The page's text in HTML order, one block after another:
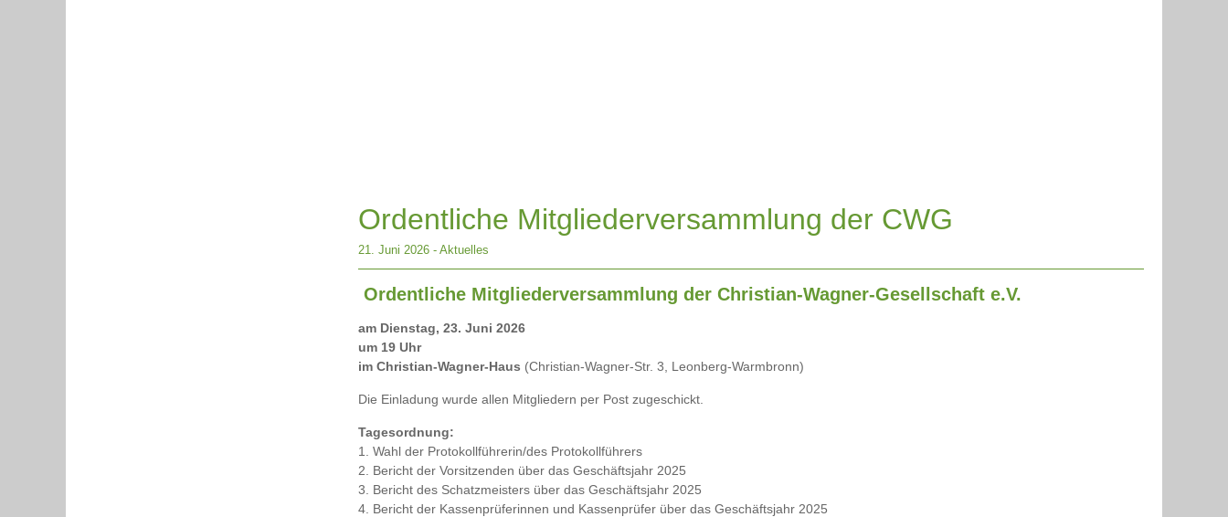
Ordentliche Mitgliederversammlung der CWG
21. Juni 2026 - Aktuelles
Ordentliche Mitgliederversammlung der Christian-Wagner-Gesellschaft e.V.
am Dienstag, 23. Juni 2026
um 19 Uhr
im Christian-Wagner-Haus (Christian-Wagner-Str. 3, Leonberg-Warmbronn)
Die Einladung wurde allen Mitgliedern per Post zugeschickt.
Tagesordnung:
1. Wahl der Protokollführerin/des Protokollführers
2. Bericht der Vorsitzenden über das Geschäftsjahr 2025
3. Bericht des Schatzmeisters über das Geschäftsjahr 2025
4. Bericht der Kassenprüferinnen und Kassenprüfer über das Geschäftsjahr 2025